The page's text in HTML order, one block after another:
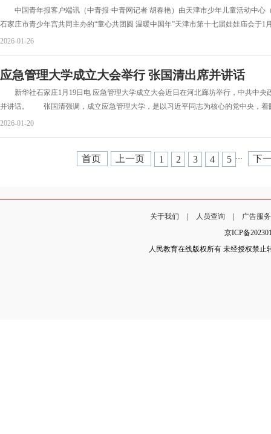
中国青年报客户端讯（中青报·中青网记者 胡春艳）由天津市少年儿童活动中心
石家庄市青少年宫共同主办的“童心共团圆 温暖中国年”天津市第十七届娃娃庙会于1
2026-01-26
应急管理大学成立大会举行 张国清出席并讲话
新华社石家庄1月19日电 应急管理大学成立大会近日在河北廊坊举行，中共中央
并讲话。 张国清强调，成立应急管理大学，是以习近平同志为核心的党中央，着
2026-01-20
首页 上一页 1 2 3 4 5 ··· 下
关于我们 人员查询
广告服
京ICP备
人民教育在线版权所有 未经授权禁